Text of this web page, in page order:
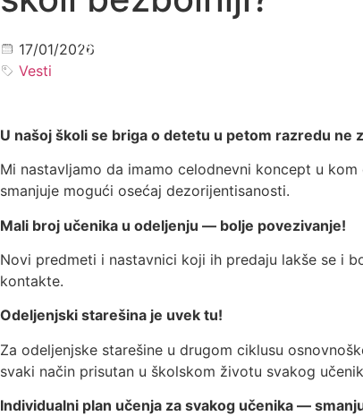
17/01/2026
Vesti
U našoj školi se briga o detetu u petom razredu ne
Mi nastavljamo da imamo celodnevni koncept u
smanjuje mogući osećaj dezorijentisanosti.
Mali broj učenika u odeljenju — bolje povezivanje!
Novi predmeti i nastavnici koji ih predaju lakše se i
kontakte.
Odeljenjski starešina je uvek tu!
Za odeljenjske starešine u drugom ciklusu
svaki način prisutan u školskom životu svakog
Individualni plan učenja za svakog učenika —